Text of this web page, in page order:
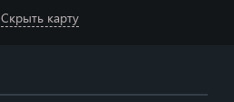
Скрыть карту